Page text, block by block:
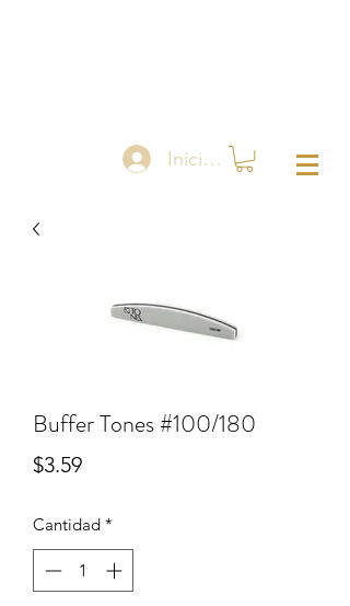
Iniciar sesión
Buffer Tones #100/180
$3.59Precio
Cantidad *